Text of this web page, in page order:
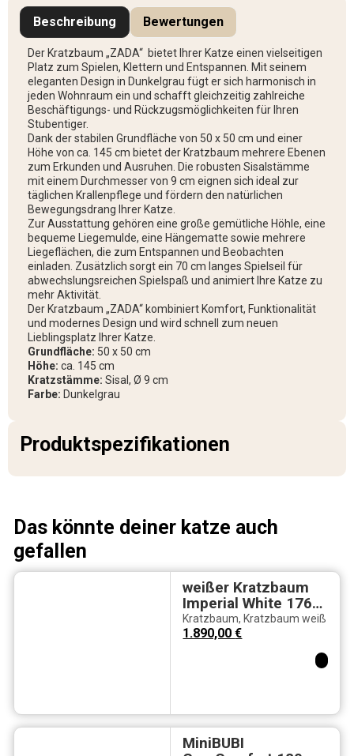
Beschreibung Bewertungen
Der Kratzbaum „ZADA“ bietet Ihrer Katze einen vielseitigen
Platz zum Spielen, Klettern und Entspannen. Mit seinem
eleganten Design in Dunkelgrau fügt er sich harmonisch in
jeden Wohnraum ein und schafft gleichzeitig zahlreiche
Beschäftigungs- und Rückzugsmöglichkeiten für Ihren
Stubentiger.
Dank der stabilen Grundfläche von 50 x 50 cm und einer
Höhe von ca. 145 cm bietet der Kratzbaum mehrere Ebenen
zum Erkunden und Ausruhen. Die robusten Sisalstämme
mit einem Durchmesser von 9 cm eignen sich ideal zur
täglichen Krallenpflege und fördern den natürlichen
Bewegungsdrang Ihrer Katze.
Zur Ausstattung gehören eine große gemütliche Höhle, eine
bequeme Liegemulde, eine Hängematte sowie mehrere
Liegeflächen, die zum Entspannen und Beobachten
einladen. Zusätzlich sorgt ein 70 cm langes Spielseil für
abwechslungsreichen Spielspaß und animiert Ihre Katze zu
mehr Aktivität.
Der Kratzbaum „ZADA“ kombiniert Komfort, Funktionalität
und modernes Design und wird schnell zum neuen
Lieblingsplatz Ihrer Katze.
Grundfläche: 50 x 50 cm
Höhe: ca. 145 cm
Kratzstämme: Sisal, Ø 9 cm
Farbe: Dunkelgrau
Produktspezifikationen
Das könnte deiner katze auch
gefallen
weißer Kratzbaum
Imperial White 176
XL – 65 kg
Eigengewicht, 37×61
Komfortliegeflächen
Kratzbaum, Kratzbaum weiß
1.890,00€
MiniBUBI